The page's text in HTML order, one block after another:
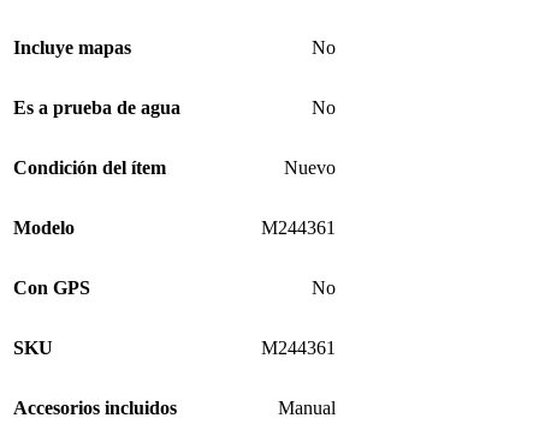
Incluye mapas No
Es a prueba de agua No
Condición del ítem Nuevo
Modelo M244361
Con GPS No
SKU M244361
Accesorios incluidos Manual